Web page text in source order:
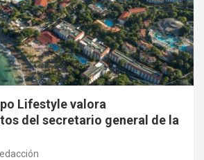
Lifestyle valora
del secretario general de la